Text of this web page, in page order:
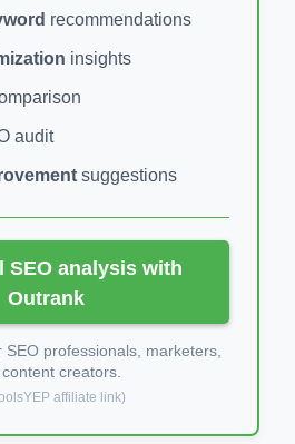
recommendations
insights
audit
suggestions
SEO analysis with
Outrank
SEO professionals, marketers,
creators.
affiliate link)